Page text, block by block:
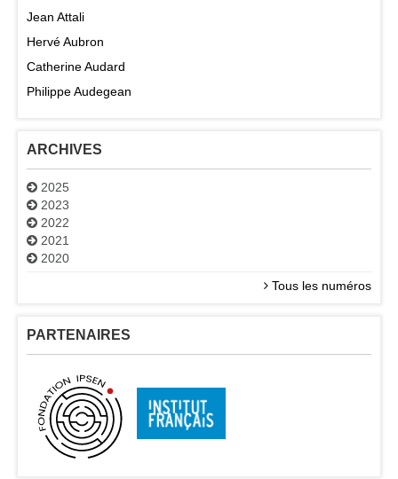
Jean Attali
Hervé Aubron
Catherine Audard
Philippe Audegean
ARCHIVES
2025
2023
2022
2021
2020
Tous les numéros
PARTENAIRES